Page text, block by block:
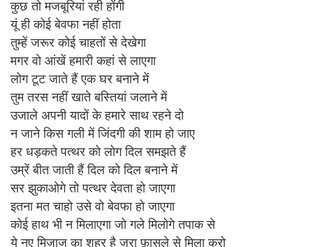
कुछ तो मजबूरियां रही होंगी
यूं ही कोई बेवफा नहीं होता
तुम्हें जरूर कोई चाहतों से देखेगा
मगर वो आंखें हमारी कहां से लाएगा
लोग टूट जाते हैं एक घर बनाने में
तुम तरस नहीं खाते बस्तियां जलाने में
उजाले अपनी यादों के हमारे साथ रहने दो
न जाने किस गली में जिंदगी की शाम हो जाए
हर धड़कते पत्थर को लोग दिल समझते हैं
उम्रें बीत जाती हैं दिल को दिल बनाने में
सर झुकाओगे तो पत्थर देवता हो जाएगा
इतना मत चाहो उसे वो बेवफा हो जाएगा
कोई हाथ भी न मिलाएगा जो गले मिलोगे तपाक से
ये नए मिज़ाज का शहर है ज़रा फ़ासले से मिला करो